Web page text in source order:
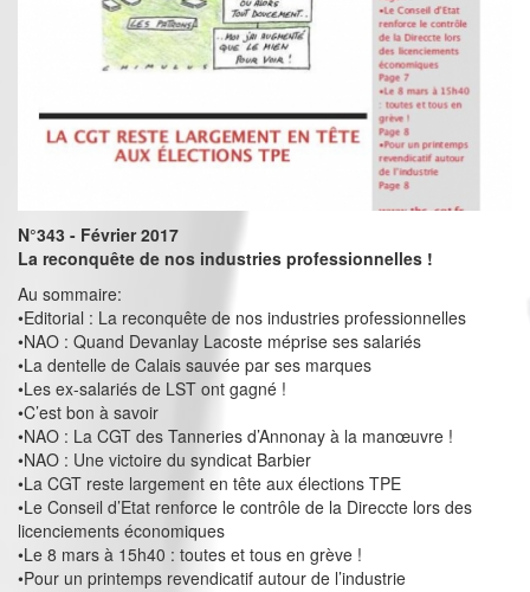
N°343 - Février 2017
La reconquête de nos industries professionnelles !
Au sommaire:
•Editorial : La reconquête de nos industries professionnelles
•NAO : Quand Devanlay Lacoste méprise ses salariés
•La dentelle de Calais sauvée par ses marques
•Les ex-salariés de LST ont gagné !
•C’est bon à savoir
•NAO : La CGT des Tanneries d’Annonay à la manœuvre !
•NAO : Une victoire du syndicat Barbier
•La CGT reste largement en tête aux élections TPE
•Le Conseil d’Etat renforce le contrôle de la Direccte lors des
licenciements économiques
•Le 8 mars à 15h40 : toutes et tous en grève !
•Pour un printemps revendicatif autour de l’industrie